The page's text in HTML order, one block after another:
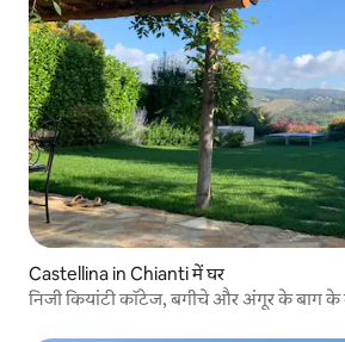
Castellina in Chianti में घर
निजी कियांटी कॉटेज, बगीचे और अंगूर के बाग के